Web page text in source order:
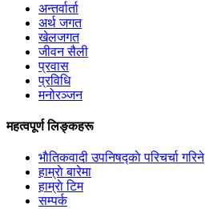
अन्तर्वार्ता
अर्थ जगत
खेलजगत
जीवन सैली
प्रवास
प्रविधि
मनोरञ्जन
महत्वपूर्ण लिङ्कहरू
भाैतिकवादी उपनिषद्काे परिचर्चा गरिने
हाम्राे बारेमा
हाम्राे टिम
सम्पर्क